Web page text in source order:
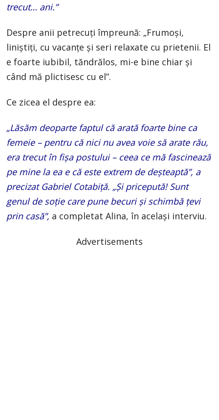
trecut… ani.”
Despre anii petrecuți împreună: „Frumoşi,
liniştiţi, cu vacanţe şi seri relaxate cu prietenii. El
e foarte iubibil, tăndrălos, mi-e bine chiar şi
când mă plictisesc cu el”.
Ce zicea el despre ea:
„Lăsăm deoparte faptul că arată foarte bine ca
femeie – pentru că nici nu avea voie să arate rău,
era trecut în fişa postului – ceea ce mă fascinează
pe mine la ea e că este extrem de deşteaptă”, a
precizat Gabriel Cotabiță. „Şi pricepută! Sunt
genul de soţie care pune becuri şi schimbă ţevi
prin casă”, a completat Alina, în același interviu.
Advertisements